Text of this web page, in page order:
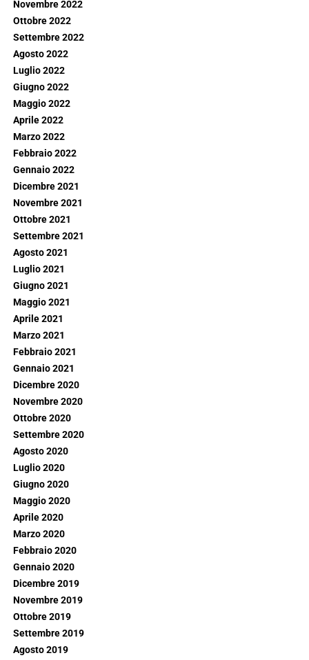
Novembre 2022
Ottobre 2022
Settembre 2022
Agosto 2022
Luglio 2022
Giugno 2022
Maggio 2022
Aprile 2022
Marzo 2022
Febbraio 2022
Gennaio 2022
Dicembre 2021
Novembre 2021
Ottobre 2021
Settembre 2021
Agosto 2021
Luglio 2021
Giugno 2021
Maggio 2021
Aprile 2021
Marzo 2021
Febbraio 2021
Gennaio 2021
Dicembre 2020
Novembre 2020
Ottobre 2020
Settembre 2020
Agosto 2020
Luglio 2020
Giugno 2020
Maggio 2020
Aprile 2020
Marzo 2020
Febbraio 2020
Gennaio 2020
Dicembre 2019
Novembre 2019
Ottobre 2019
Settembre 2019
Agosto 2019